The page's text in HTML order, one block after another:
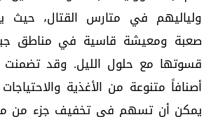
ولياليهم في متارس القتال، حيث
صعبة ومعيشة قاسية في مناطق
قسوتها مع حلول الليل. وقد تضمنت
أصنافاً متنوعة من الأغذية
يمكن أن تسهم في تخفيف جزء من